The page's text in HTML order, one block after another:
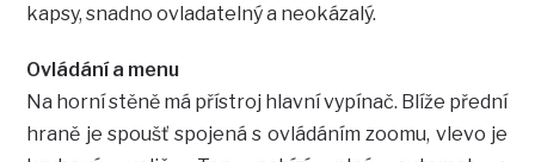
kapsy, snadno ovladatelný a neokázalý.
Ovládání a menu
Na horní stěně má přístroj hlavní vypínač. Blíže přední
hraně je spoušť spojená s ovládáním zoomu, vlevo je